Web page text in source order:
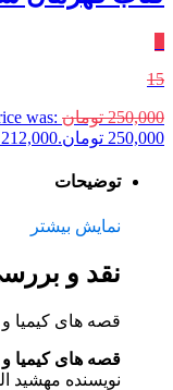
15
250,000 تومان was:
250,000 تومان.
212,000
توضیحات
نمایش بیشتر
نقد و
قصه های کیمیا و
قصه های کیمیا و
نویسنده مهشید